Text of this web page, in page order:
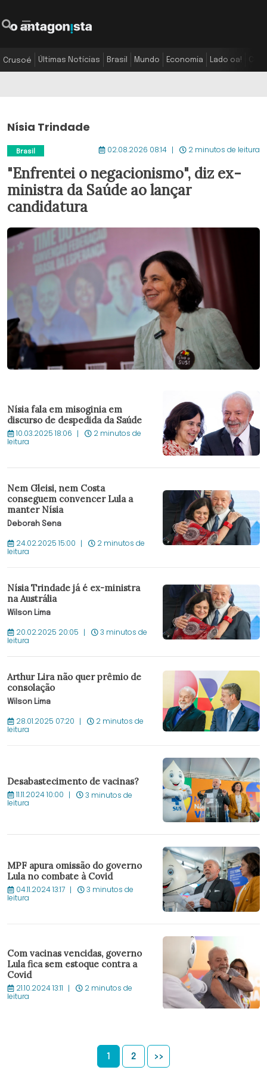
Crusoé Últimas Notícias Brasil Mundo Economia Lado oa!
Nísia Trindade
Brasil 02.08.2026 08:14 2 minutos de leitura
"Enfrentei o negacionismo", diz ex-
ministra da Saúde ao lançar
candidatura
Nísia fala em misoginia em
discurso de despedida da Saúde
10.03.2025 18:06 2 minutos de
leitura
Nem Gleisi, nem Costa
conseguem convencer Lula a
manter Nísia
Deborah Sena
24.02.2025 15:00 2 minutos de
leitura
Nísia Trindade já é ex-ministra
na Austrália
Wilson Lima
20.02.2025 20:05 3 minutos de
leitura
Arthur Lira não quer prêmio de
consolação
Wilson Lima
28.01.2025 07:20 2 minutos de
leitura
Desabastecimento de vacinas?
11.11.2024 10:00 3 minutos de
leitura
MPF apura omissão do governo
Lula no combate à Covid
04.11.2024 13:17 3 minutos de
leitura
Com vacinas vencidas, governo
Lula fica sem estoque contra a
Covid
21.10.2024 13:11 2 minutos de
leitura
1 2 >>